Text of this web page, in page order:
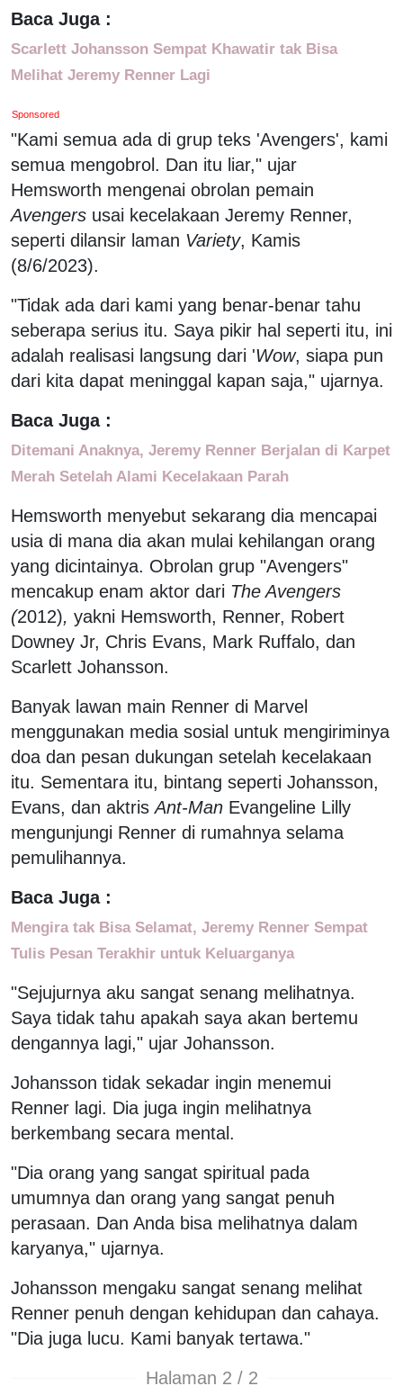
Baca Juga :
Scarlett Johansson Sempat Khawatir tak Bisa
Melihat Jeremy Renner Lagi
Sponsored
"Kami semua ada di grup teks 'Avengers', kami
semua mengobrol. Dan itu liar," ujar
Hemsworth mengenai obrolan pemain
Avengers usai kecelakaan Jeremy Renner,
seperti dilansir laman Variety, Kamis
(8/6/2023).
"Tidak ada dari kami yang benar-benar tahu
seberapa serius itu. Saya pikir hal seperti itu, ini
adalah realisasi langsung dari 'Wow, siapa pun
dari kita dapat meninggal kapan saja," ujarnya.
Baca Juga :
Ditemani Anaknya, Jeremy Renner Berjalan di Karpet
Merah Setelah Alami Kecelakaan Parah
Hemsworth menyebut sekarang dia mencapai
usia di mana dia akan mulai kehilangan orang
yang dicintainya. Obrolan grup "Avengers"
mencakup enam aktor dari The Avengers
(2012), yakni Hemsworth, Renner, Robert
Downey Jr, Chris Evans, Mark Ruffalo, dan
Scarlett Johansson.
Banyak lawan main Renner di Marvel
menggunakan media sosial untuk mengiriminya
doa dan pesan dukungan setelah kecelakaan
itu. Sementara itu, bintang seperti Johansson,
Evans, dan aktrisAnt-Man Evangeline Lilly
mengunjungi Renner di rumahnya selama
pemulihannya.
Baca Juga :
Mengira tak Bisa Selamat, Jeremy Renner Sempat
Tulis Pesan Terakhir untuk Keluarganya
"Sejujurnya aku sangat senang melihatnya.
Saya tidak tahu apakah saya akan bertemu
dengannya lagi," ujar Johansson.
Johansson tidak sekadar ingin menemui
Renner lagi. Dia juga ingin melihatnya
berkembang secara mental.
"Dia orang yang sangat spiritual pada
umumnya dan orang yang sangat penuh
perasaan. Dan Anda bisa melihatnya dalam
karyanya," ujarnya.
Johansson mengaku sangat senang melihat
Renner penuh dengan kehidupan dan cahaya.
"Dia juga lucu. Kami banyak tertawa."
Halaman 2 / 2